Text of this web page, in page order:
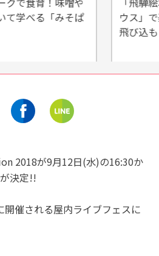
て学べる「みそぱ
ウス」
飛び込
2018が9月12日(水)の16:30か
決定!!
催される屋内ライブフェスに